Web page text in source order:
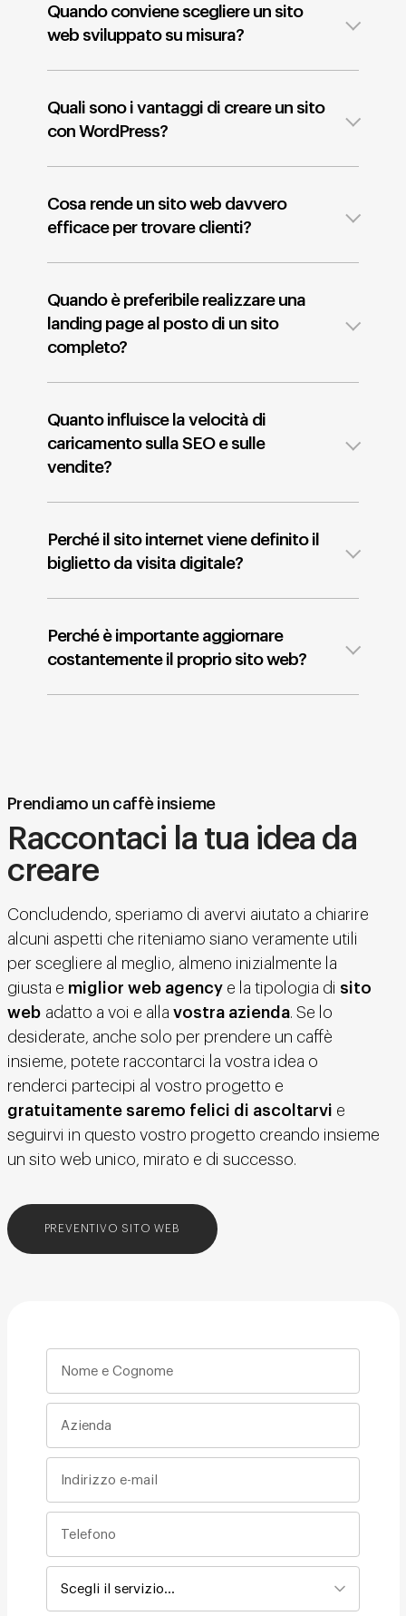
Quando conviene scegliere un sito
web sviluppato su misura?
Quali sono i vantaggi di creare un sito
con WordPress?
Cosa rende un sito web davvero
efficace per trovare clienti?
Quando è preferibile realizzare una
landing page al posto di un sito
completo?
Quanto influisce la velocità di
caricamento sulla SEO e sulle
vendite?
Perché il sito internet viene definito il
biglietto da visita digitale?
Perché è importante aggiornare
costantemente il proprio sito web?
Prendiamo un caffè insieme
Raccontaci la tua idea da
creare
Concludendo, speriamo di avervi aiutato a chiarire
alcuni aspetti che riteniamo siano veramente utili
per scegliere al meglio, almeno inizialmente la
giusta e miglior web agencye la tipologia di sito
webadatto a voi e alla vostra azienda. Se lo
desiderate, anche solo per prendere un caffè
insieme, potete raccontarci la vostra idea o
renderci partecipi al vostro progetto e
gratuitamente saremo felici di ascoltarvi e
seguirvi in questo vostro progetto creando insieme
un sito web unico, mirato e di successo.
PREVENTIVO SITO WEB